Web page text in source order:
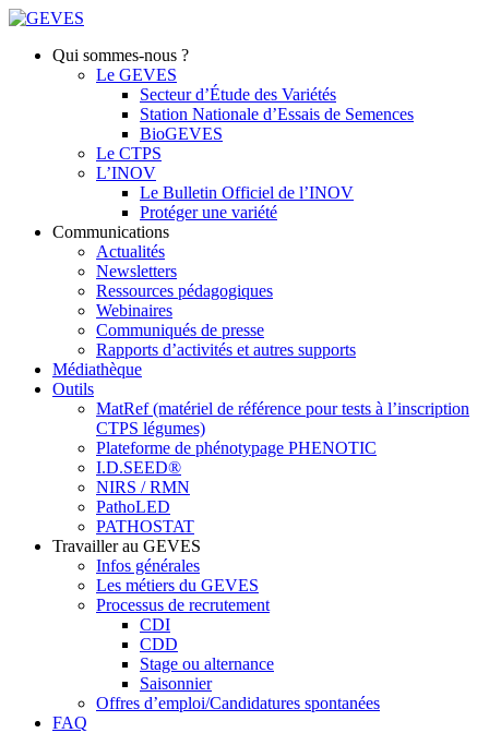
Qui sommes-nous ?
Le GEVES
Secteur d’Étude des Variétés
Station Nationale d’Essais de Semences
BioGEVES
Le CTPS
L’INOV
Le Bulletin Officiel de l’INOV
Protéger une variété
Communications
Actualités
Newsletters
Ressources pédagogiques
Webinaires
Communiqués de presse
Rapports d’activités et autres supports
Médiathèque
Outils
MatRef (matériel de référence pour tests à l’inscription
CTPS légumes)
Plateforme de phénotypage PHENOTIC
I.D.SEED®
NIRS / RMN
PathoLED
PATHOSTAT
Travailler au GEVES
Infos générales
Les métiers du GEVES
Processus de recrutement
CDI
CDD
Stage ou alternance
Saisonnier
Offres d’emploi/Candidatures spontanées
FAQ